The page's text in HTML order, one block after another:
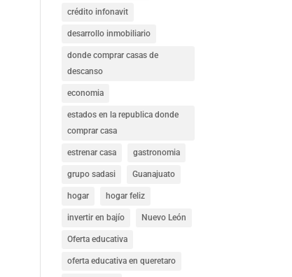
crédito infonavit
desarrollo inmobiliario
donde comprar casas de
descanso
economia
estados en la republica donde
comprar casa
estrenar casa gastronomia
grupo sadasi Guanajuato
hogar hogar feliz
invertir en bajío Nuevo León
Oferta educativa
oferta educativa en queretaro